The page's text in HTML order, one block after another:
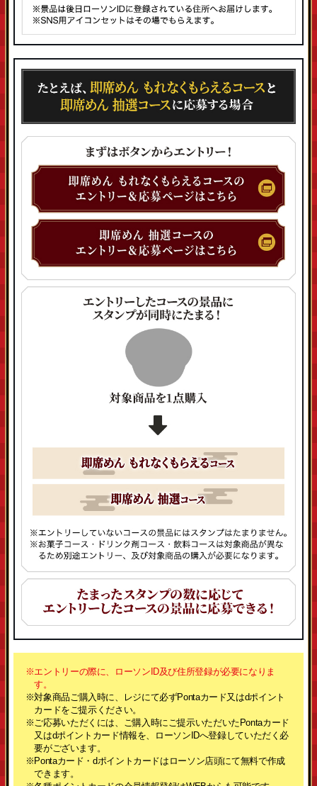
※エントリーの際に、ローソンID及び住所登録が必要になりま
す。
※対象商品ご購入時に、レジにて必ずPontaカード又はdポイント
カードをご提示ください。
※ご応募いただくには、ご購入時にご提示いただいたPontaカード
又はdポイントカード情報を、ローソンIDへ登録していただく必
要がございます。
※Pontaカード・dポイントカードはローソン店頭にて無料で作成
できます。